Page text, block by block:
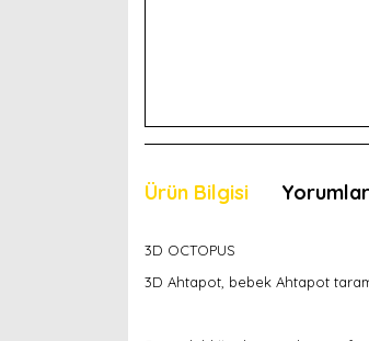
Ürün Bilgisi Yorumlar
3D OCTOPUS
3D Ahtapot, bebek Ahtapot